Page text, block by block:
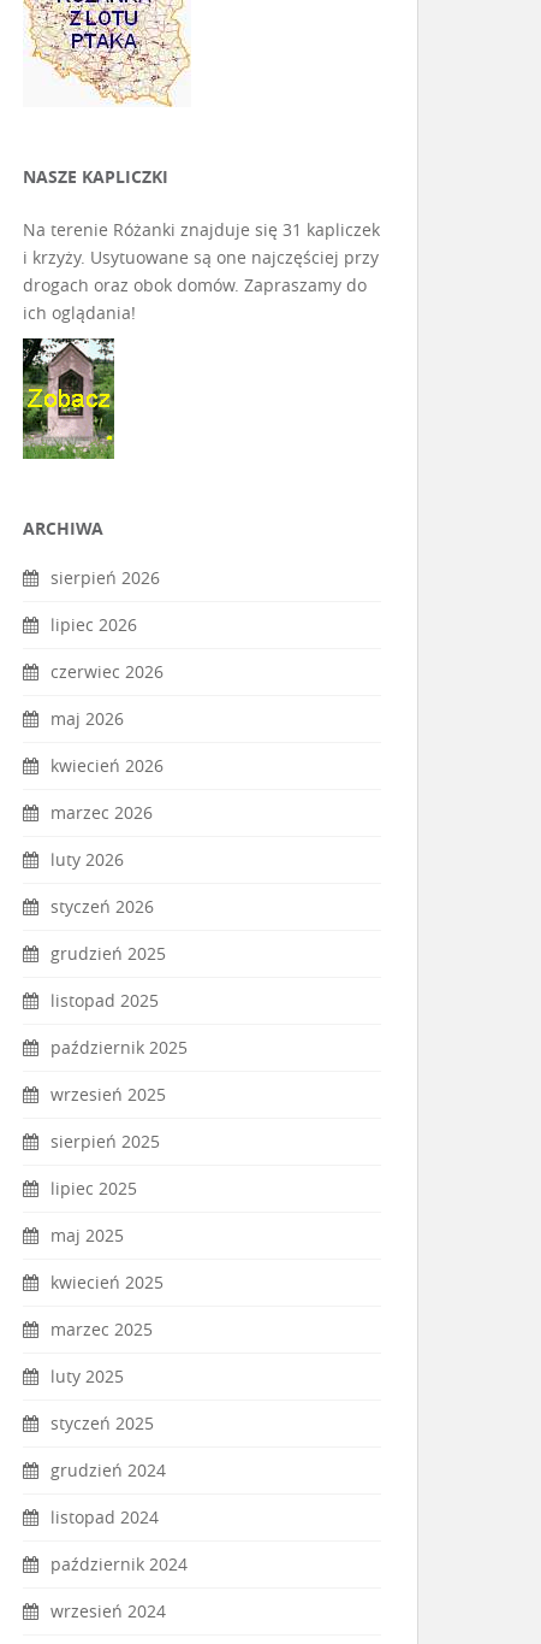
NASZE KAPLICZKI
Na terenie Różanki znajduje się 31 kapliczek
i krzyży. Usytuowane są one najczęściej przy
drogach oraz obok domów. Zapraszamy do
ich oglądania!
ARCHIWA
sierpień 2026
lipiec 2026
czerwiec 2026
maj 2026
kwiecień 2026
marzec 2026
luty 2026
styczeń 2026
grudzień 2025
listopad 2025
październik 2025
wrzesień 2025
sierpień 2025
lipiec 2025
maj 2025
kwiecień 2025
marzec 2025
luty 2025
styczeń 2025
grudzień 2024
listopad 2024
październik 2024
wrzesień 2024